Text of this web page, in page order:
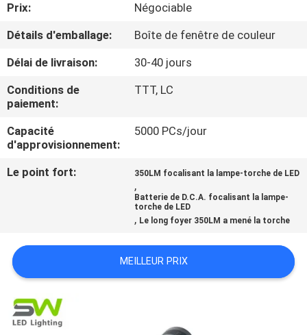
NOUS
VISITE
DE
L'USINE
CONTRÔLE
DE
NOUS
CONTACTER
Prix:
Négociable
Détails d'emballage:
Boîte de fenêtre de couleur
Délai de livraison:
30-40 jours
Conditions de
paiement:
TTT, LC
Capacité
d'approvisionnement:
5000 PCs/jour
Le point fort: 350LM focalisant la lampe-torche de LED
,
Batterie de D.C.A. focalisant la lampe-
torche de LED
, Le long foyer 350LM a mené la torche
MEILLEUR PRIX